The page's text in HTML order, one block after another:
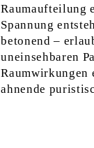
Raumaufteilung
Spannung
betonend –
uneinsehbaren
Raumwirkungen
ahnende